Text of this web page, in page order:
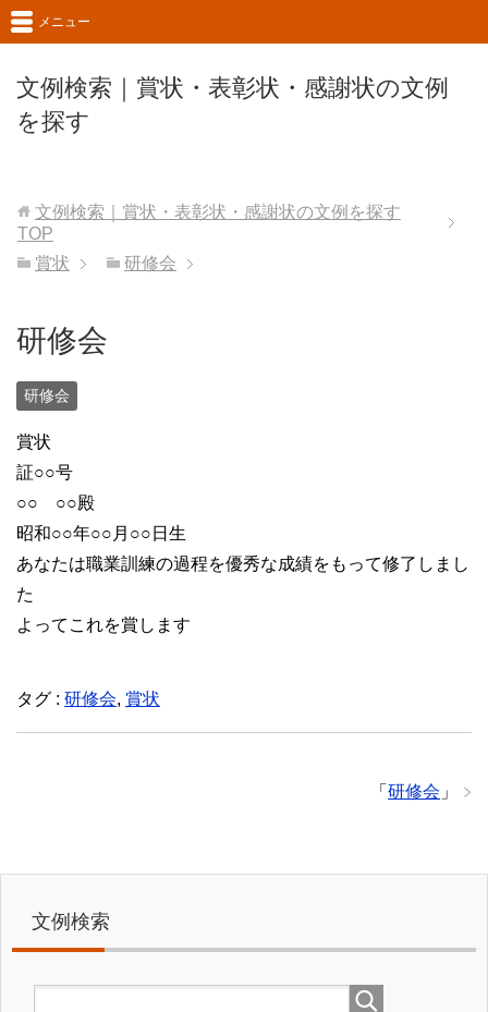
文例検索｜賞状・表彰状・感謝状の文例
を探す
メニュー
文例検索｜賞状・表彰状・感謝状の文例を探す
TOP
賞状
研修会
研修会
研修会
賞状
証○○号
○○ ○○殿
昭和○○年○○月○○日生
あなたは職業訓練の過程を優秀な成績をもって修了しまし
た
よってこれを賞します
タグ : 研修会, 賞状
「 研修会 」
文例検索